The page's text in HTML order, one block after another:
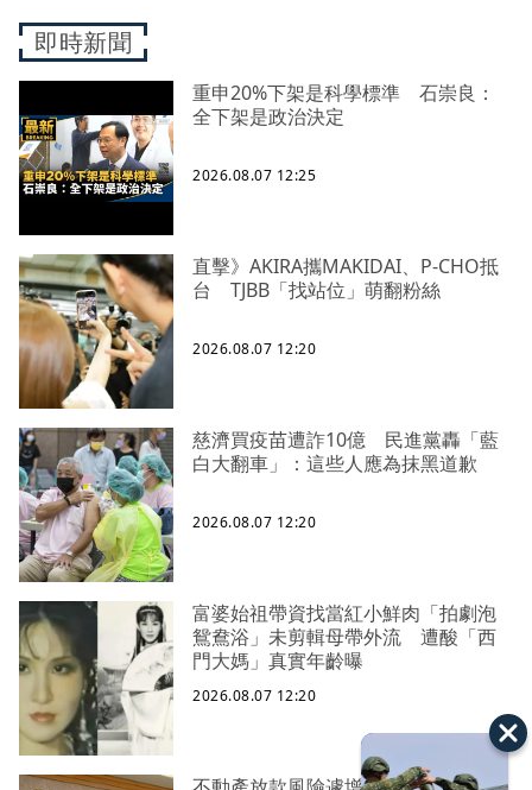
即時新聞
重申20%下架是科學標準 石崇良：
全下架是政治決定
2026.08.07 12:25
直擊》AKIRA攜MAKIDAI、P-CHO抵
台 TJBB「找站位」萌翻粉絲
2026.08.07 12:20
慈濟買疫苗遭詐10億 民進黨轟「藍
白大翻車」：這些人應為抹黑道歉
2026.08.07 12:20
富婆始祖帶資找當紅小鮮肉「拍劇泡
鴛鴦浴」未剪輯母帶外流 遭酸「西
門大媽」真實年齡曝
2026.08.07 12:20